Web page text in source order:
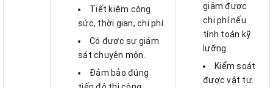
Tiết kiệm công
sức, thời gian, chi phí.
Có được sự giám
sát chuyên môn.
Đảm bảo đúng
giảm được
chi phí nếu
tính toán kỹ
lưỡng.
Kiểm soát
được vật tư.